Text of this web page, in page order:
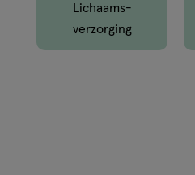
Lichaams­
Verzorging